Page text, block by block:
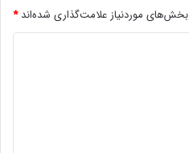
بخش‌های موردنیاز علامت‌گذاری شده‌اند*